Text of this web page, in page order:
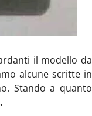
il modello da
alcune scritte in
Stando a quanto